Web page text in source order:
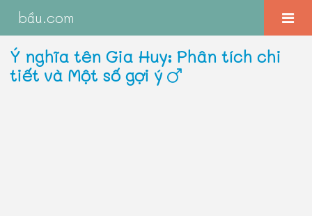
bầu.com
Ý nghĩa tên Gia Huy: Phân tích chi
tiết và Một số gợi ý